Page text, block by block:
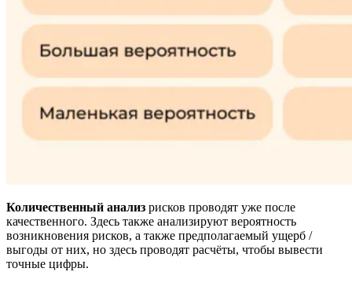
Количественный анализ рисков проводят уже после
качественного. Здесь также анализируют вероятность
возникновения рисков, а также предполагаемый ущерб /
выгоды от них, но здесь проводят расчёты, чтобы вывести
точные цифры.